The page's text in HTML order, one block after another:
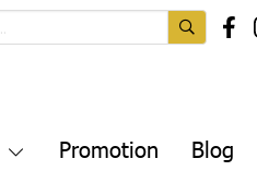
Promotion Blog